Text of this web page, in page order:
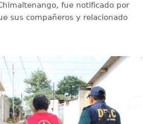
fue notificado por
sus compañeros y relacionado